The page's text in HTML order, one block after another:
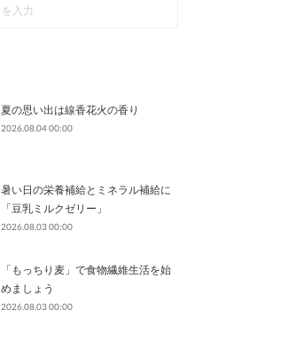
夏の思い出は線香花火の香り
2026.08.04 00:00
暑い日の栄養補給とミネラル補給に
「豆乳ミルクゼリー」
2026.08.03 00:00
「もっちり麦」で食物繊維生活を始
めましょう
2026.08.03 00:00